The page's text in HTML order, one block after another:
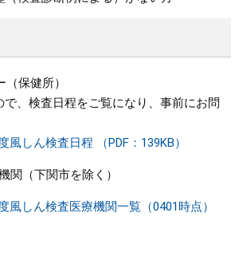
保健所）
、検査日程をご覧になり、事前にお問
風しん検査日程 （PDF：139KB）
療機関（下関市を除く）
風しん検査医療機関一覧（0401時点）